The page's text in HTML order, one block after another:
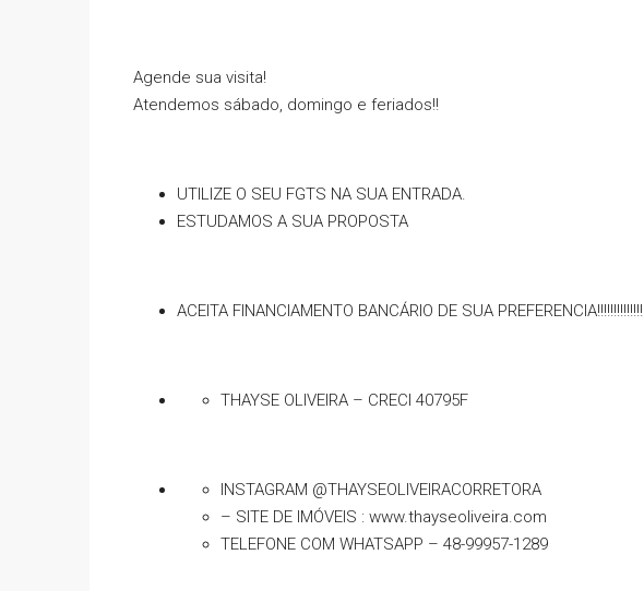
Agende sua visita!
Atendemos sábado, domingo e feriados!!
UTILIZE O SEU FGTS NA SUA ENTRADA.
ESTUDAMOS A SUA PROPOSTA
ACEITA FINANCIAMENTO BANCÁRIO DE SUA PREFERENCIA!!!!!!!!!!!!!!
THAYSE OLIVEIRA – CRECI 40795F
INSTAGRAM @THAYSEOLIVEIRACORRETORA
– SITE DE IMÓVEIS : www.thayseoliveira.com
TELEFONE COM WHATSAPP – 48-99957-1289